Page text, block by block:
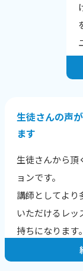
生徒さんの声
ます
生徒さんから頂
ョンです。
講師としてより
いただけるレッ
持ちになります。